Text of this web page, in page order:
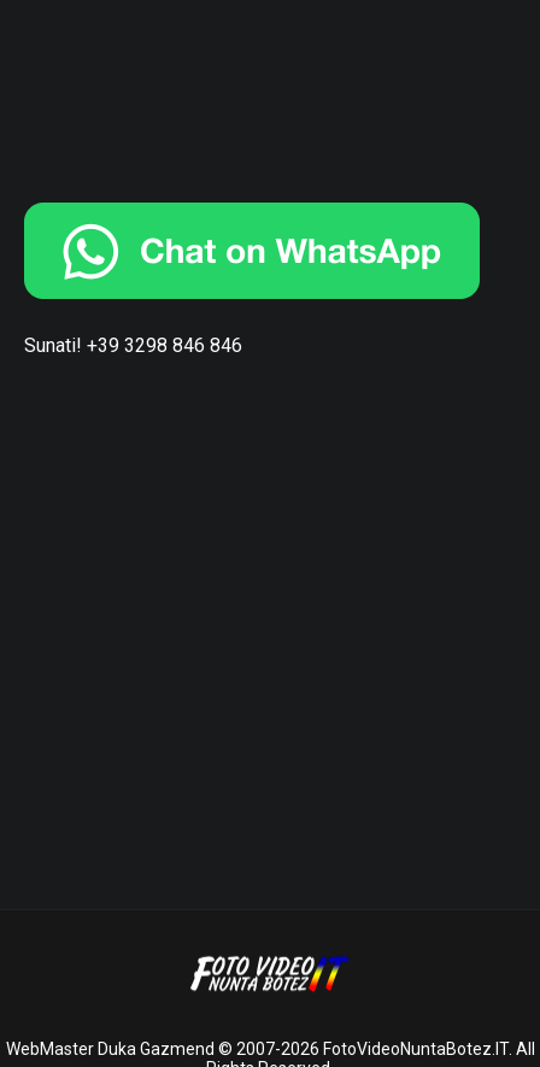
Sunati! +39 3298 846 846
WebMaster Duka Gazmend © 2007-2026 FotoVideoNuntaBotez.IT. All